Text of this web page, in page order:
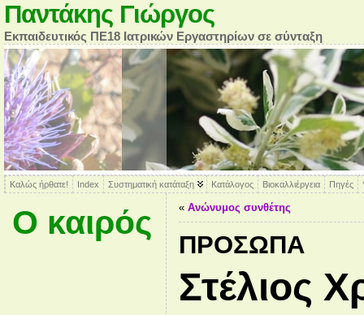
Παντάκης Γιώργος
Εκπαιδευτικός ΠΕ18 Ιατρικών Εργαστηρίων σε σύνταξη
Καλώς ήρθατε! Index Συστηματική κατάταξη Κατάλογος Βιοκαλλιέργεια Πηγές
Ο καιρός « Ανώνυμος συνθέτης
ΠΡΌΣΩΠΑ
Στέλιος